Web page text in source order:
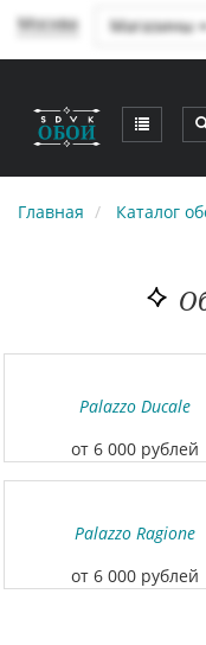
Москва Магазины
Главная Каталог
Palazzo Ducale
от 6 000 рублей
Palazzo Ragione
от 6 000 рублей